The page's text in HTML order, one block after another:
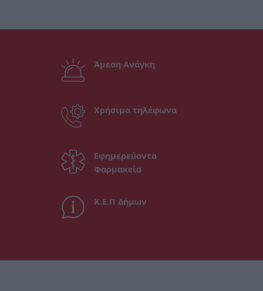
Άμεση Ανάγκη
Χρήσιμα τηλέφωνα
Εφημερεύοντα
Φαρμακεία
Κ.Ε.Π Δήμων